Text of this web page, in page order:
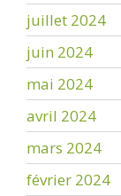
juillet 2024
juin 2024
mai 2024
avril 2024
mars 2024
février 2024